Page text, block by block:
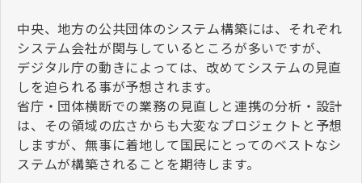
中央、地方の公共団体のシステム構築には、それぞれ
システム会社が関与しているところが多いですが、
デジタル庁の動きによっては、改めてシステムの見直
しを迫られる事が予想されます。
省庁・団体横断での業務の見直しと連携の分析・設計
は、その領域の広さからも大変なプロジェクトと予想
しますが、無事に着地して国民にとってのベストなシ
ステムが構築されることを期待します。